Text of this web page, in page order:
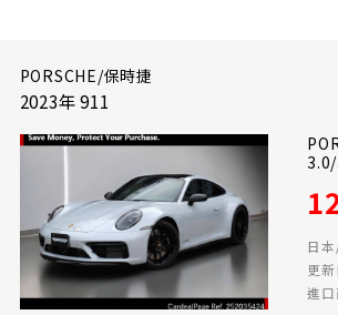
PORSCHE/保時捷
2023年 911
日
更新
進口